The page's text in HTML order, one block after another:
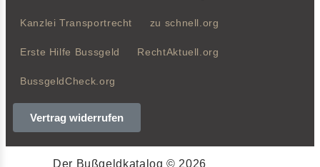
Kanzlei Transportrecht zu schnell.org
Erste Hilfe Bussgeld RechtAktuell.org
BussgeldCheck.org
Vertrag widerrufen
Der Bußgeldkatalog © 2026